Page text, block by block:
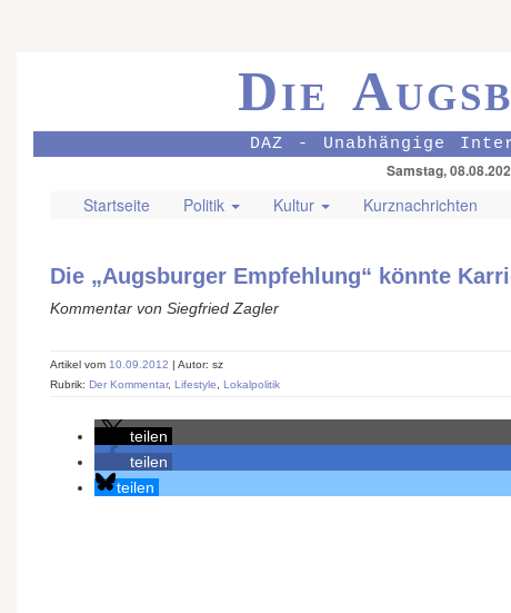
Die
DAZ - Unabhängige
Samstag,
Startseite Politik Kultur Kurznachrichten
Die „Augsburger Empfehlung“ könnte
Kommentar von Siegfried Zagler
Artikel vom 10.09.2012 | Autor: sz
Rubrik: Der Kommentar, Lifestyle Lokalpolitik
teilen
teilen
teilen